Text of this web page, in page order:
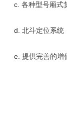
c. 各种型号厢式货
d. 北斗定位系统，
e. 提供完善的增